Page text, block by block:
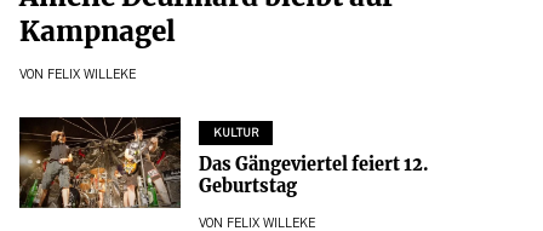
Kampnagel
VON FELIX WILLEKE
KULTUR
Das Gängeviertel feiert 12.
Geburtstag
VON FELIX WILLEKE